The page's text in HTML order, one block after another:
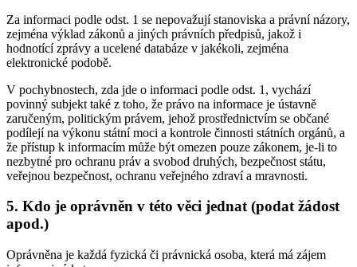
Za informaci podle odst. 1 se nepovažují stanoviska a právní názory,
zejména výklad zákonů a jiných právních předpisů, jakož i
hodnotící zprávy a ucelené databáze v jakékoli, zejména
elektronické podobě.
V pochybnostech, zda jde o informaci podle odst. 1, vychází
povinný subjekt také z toho, že právo na informace je ústavně
zaručeným, politickým právem, jehož prostřednictvím se občané
podílejí na výkonu státní moci a kontrole činnosti státních orgánů, a
že přístup k informacím může být omezen pouze zákonem, je-li to
nezbytné pro ochranu práv a svobod druhých, bezpečnost státu,
veřejnou bezpečnost, ochranu veřejného zdraví a mravnosti.
5. Kdo je oprávněn v této věci jednat (podat žádost
apod.)
Oprávněna je každá fyzická či právnická osoba, která má zájem